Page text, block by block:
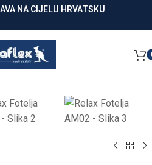
NA CIJELU HRVATSKU